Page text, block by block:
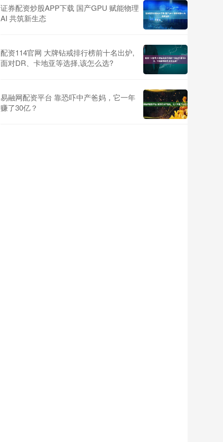
证券配资炒股APP下载 国产GPU 赋能物理
AI 共筑新生态
配资114官网 大牌钻戒排行榜前十名出炉,
面对DR、卡地亚等选择,该怎么选?
易融网配资平台 靠恐吓中产爸妈，它一年
赚了30亿？